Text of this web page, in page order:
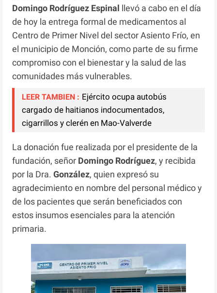
Domingo Rodríguez Espinal llevó a cabo en el día
de hoy la entrega formal de medicamentos al
Centro de Primer Nivel del sector Asiento Frío, en
el municipio de Monción, como parte de su firme
compromiso con el bienestar y la salud de las
comunidades más vulnerables.
LEER TAMBIEN : Ejército ocupa autobús
cargado de haitianos indocumentados,
cigarrillos y clerén en Mao-Valverde
La donación fue realizada por el presidente de la
fundación, señor Domingo Rodríguez, y recibida
por la Dra.González, quien expresó su
agradecimiento en nombre del personal médico y
de los pacientes que serán beneficiados con
estos insumos esenciales para la atención
primaria.